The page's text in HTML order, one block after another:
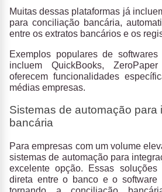
Muitas dessas plataformas já
para conciliação bancária,
entre os extratos bancários e os
Exemplos populares de
incluem QuickBooks,
oferecem funcionalidades
médias empresas.
Sistemas de automação para
bancária
Para empresas com um volume
sistemas de automação para
excelente opção. Essas
direta entre o banco e o software